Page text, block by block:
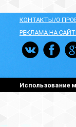
КОНТАКТЫ/О
РЕКЛАМА НА
Использование